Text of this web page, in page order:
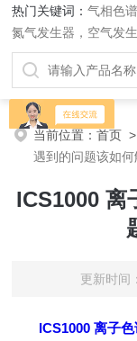
热门关键词：气相色
氮气发生器，空气发
阀件、进样器、色谱
计，原子吸收分光光
室产品。
当前位置：首页 >
遇到的问题该如何
ICS1000 离
更新时
ICS1000 离子